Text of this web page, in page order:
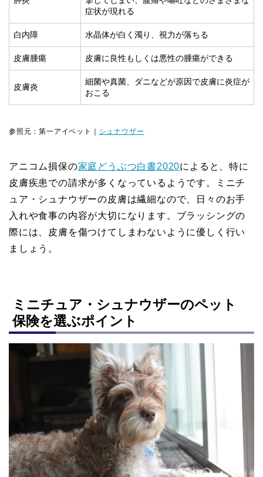
症状が現れる
白内障 水晶体が白く濁り、視力が落ちる
皮膚腫瘍 皮膚に良性もしくは悪性の腫瘍ができる
皮膚炎
細菌や真菌、ダニなどが原因で皮膚に炎症が
おこる
参照元：第一アイペット｜ シュナウザー
アニコム損保の家庭どうぶつ白書2020によると、特に
皮膚疾患での請求が多くなっているようです。ミニチ
ュア・シュナウザーの皮膚は繊細なので、日々のお手
入れや食事の内容が大切になります。ブラッシングの
際には、皮膚を傷つけてしまわないように優しく行い
ましょう。
ミニチュア・シュナウザーのペット
保険を選ぶポイント